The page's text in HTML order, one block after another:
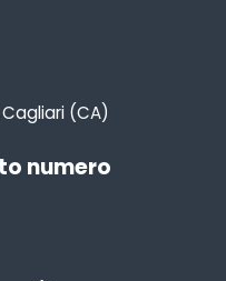
Cagliari (CA)
numero